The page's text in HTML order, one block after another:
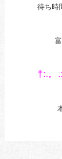
待ち時
†:.。